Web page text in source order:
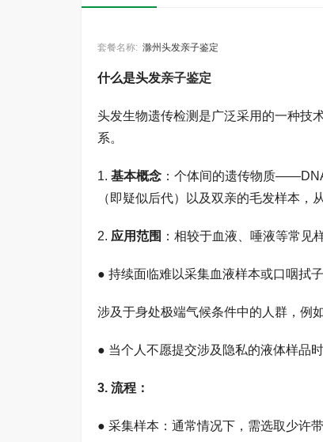
套餐名称: 滁州头发亲子鉴定
什么是头发亲子鉴定
头发生物遗传检测是广泛采用的一种技
系。
1. 基本概念 ：个体间的遗传物质
（即疑似后代）以及双亲的毛发样本，
2. 应用范围 ：相较于血液、唾液等常见
● 持续面临难以采集血液样本或口咽拭子
涉及于身处极端气候条件中的人群，例
● 当个人不愿提交涉及隐私的液体样品时
3. 流程 ：
● 采集样本：通常情况下，需选取少许